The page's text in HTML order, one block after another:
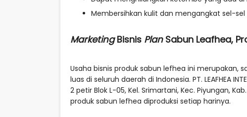
Membersihkan kulit dan mengangkat sel-
MarketingBisnis Plan Sabun Leafhea,
Usaha bisnis produk sabun lefhea ini merupakan,
luas di seluruh daerah di Indonesia. PT. LEAFHEA
2 petir Blok L-05, Kel. Srimartani, Kec. Piyungan,
produk sabun lefhea diproduksi setiap harinya.